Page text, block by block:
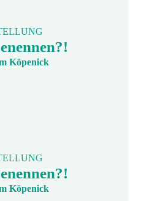
Köpenick
Köpenick